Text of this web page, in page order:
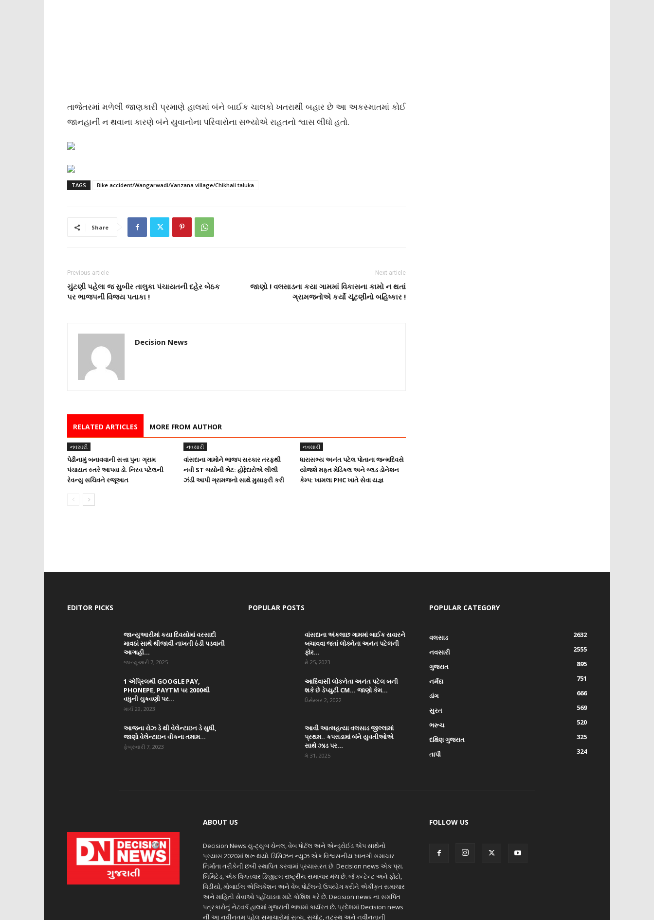
તાજેતરમાં મળેલી જાણકારી પ્રમાણે હાલમાં બંને બાઈક ચાલકો ખતરાથી બહાર છે આ અકસ્માતમાં કોઈ
જાનહાની ન થવાના કારણે બંને યુવાનોના પરિવારોના સભ્યોએ રાહતનો શ્વાસ લીધો હતો.
TAGS Bike accident/Wangarwadi/Vanzana village/Chikhali taluka
Share
Previous article
ચુંટણી પહેલા જ સુબીર તાલુકા પંચાયતની દહેર બેઠક
પર ભાજપની વિજય પતાકા !
Next article
જાણો ! વલસાડના કયા ગામમાં વિકાસના કામો ન થતાં
ગ્રામજનોએ કર્યો ચૂંટણીનો બહિષ્કાર !
Decision News
RELATED ARTICLES MORE FROM AUTHOR
નવસારી
પેઢીનામું બનાવવાની સત્તા પુનઃ ગ્રામ
પંચાયત સ્તરે આપવા ડો. નિરવ પટેલની
રેવન્યુ સચિવને રજૂઆત
નવસારી
વાંસદાના ગામોને ભાજપ સરકાર તરફથી
નવી ST બસોની ભેટ: હોદ્દેદારોએ લીલી
ઝંડી આપી ગ્રામજનો સાથે મુસાફરી કરી
નવસારી
ધારાસભ્ય અનંત પટેલ પોતાના જન્મદિવસે
યોજશે મફત મેડિકલ અને બ્લડ ડોનેશન
કેમ્પ: ખામલા PHC ખાતે સેવા યજ્ઞ
EDITOR PICKS
જાન્યુઆરીમાં કયા દિવસોમાં વરસાદી
માવઠાં સાથે થીજાવી નાખતી ઠંડી પડવાની
આગાહી...
જાન્યુઆરી 7, 2025
1 એપ્રિલથી GOOGLE PAY,
PHONEPE, PAYTM પર 2000થી
વધુની ચુકવણી પર...
માર્ચ 29, 2023
આજના રોઝ ડે થી વેલેન્ટાઇન ડે સુધી,
જાણો વેલેન્ટાઇન વીકના તમામ...
ફેબ્રુવારી 7, 2023
POPULAR POSTS
વાંસદાના અંકલાછ ગામમાં બાઈક સવારને
બચાવવા જતાં લોક્નેતા અનંત પટેલની
ફોર...
મે 25, 2023
આદિવાસી લોકનેતા અનંત પટેલ બની
શકે છે ડેપ્યુટી CM… જાણો કેમ...
ડિસેમ્બર 2, 2022
આવી આત્મહત્યા વલસાડ જીલ્લામાં
પ્રથમ.. કપરાડામાં બંને યુવતીઓએ
સાથે ઝાડ પર...
મે 31, 2025
POPULAR CATEGORY
વલસાડ
2632
નવસારી
2555
ગુજરાત
895
નર્મદા
751
ડાંગ
666
સુરત
569
ભરૂચ
520
દક્ષિણ ગુજરાત
325
તાપી
324
ABOUT US
Decision News યુ-ટ્યુબ ચેનલ, વેબ પોર્ટલ અને એન્ડ્રોઈડ એપ સાથેનો
પ્રયાસ 2020માં શરૂ થયો. ડિસિઝન ન્યુઝ એક વિશ્વસનીય ખાનગી સમાચાર
નિર્માતા તરીકેની છબી સ્થાપિત કરવામાં પ્રયાસરત છે. Decision news એક પ્રા.
લિમિટેડ, એક વિગતવાર ડિજીટલ રાષ્ટ્રીય સમાચાર મંચ છે. જે કન્ટેન્ટ અને ફોટો,
વિડીયો, મોબાઈલ એપ્લિકેશન અને વેબ પોર્ટલનો ઉપયોગ કરીને એકીકૃત સમાચાર
અને માહિતી સેવાઓ પહોંચાડવા માટે કોશિશ કરે છે. Decision news ના સમર્પિત
પત્રકારોનું નેટવર્ક હાલમાં ગુજરાતી ભાષામાં કાર્યરત છે. પ્રદેશમાં Decision news
ની આ નવીનતમ પહેલ સમાચારોમાં સત્ય, સચોટ, તટસ્થ અને નવીનતાની
FOLLOW US